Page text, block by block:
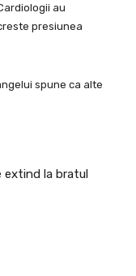
au
presiunea
spune ca alte
extind la bratul